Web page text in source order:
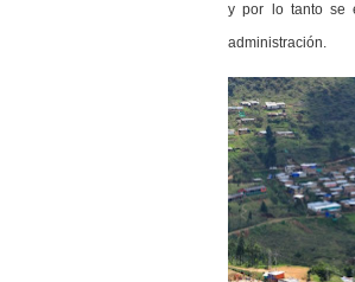
y por lo tanto se
administración.